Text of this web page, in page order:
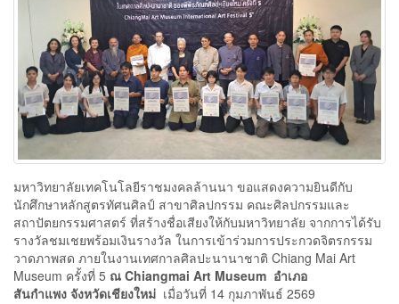
มหาวิทยาลัยเทคโนโลยีราชมงคลล้านนา ขอแสดงความยินดีกับ
นักศึกษาหลักสูตรทัศนศิลป์ สาขาศิลปกรรม คณะศิลปกรรมและ
สถาปัตยกรรมศาสตร์ ที่สร้างชื่อเสียงให้กับมหาวิทยาลัย จากการได้รับ
รางวัลชมเชยพร้อมเงินรางวัล ในการเข้าร่วมการประกวดจิตรกรรม
วาดภาพสด ภายในงานเทศกาลศิลปะนานาชาติ Chiang Mai Art
Museum ครั้งที่ 5 ณ Chiangmai Art Museum อำเภอ
สันกำแพง จังหวัดเชียงใหม่ เมื่อวันที่ 14 กุมภาพันธ์ 2569